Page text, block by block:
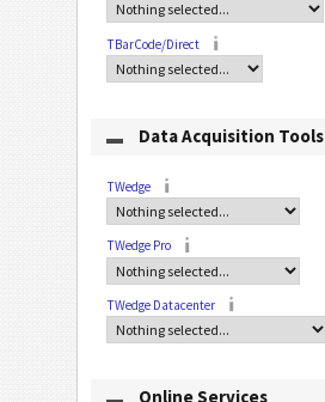
TBarCode/Direct
Data Acquisition Tools
TWedge
TWedge Pro
TWedge Datacenter
Online Services